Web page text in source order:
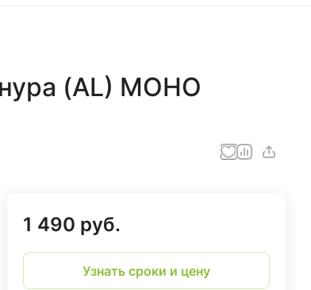
(AL) МОНО
1 490 руб.
Узнать сроки и цену